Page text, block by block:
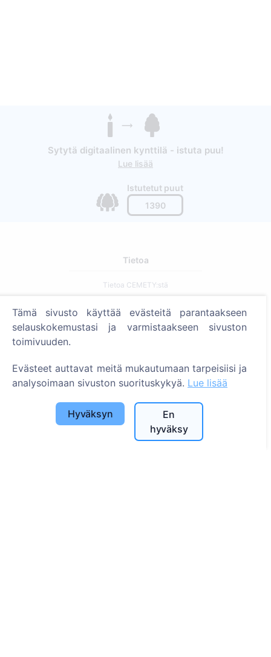
Sytytä digitaalinen kynttilä - istuta puu!
Lue lisää
Istutetut puut
1390
Tietoa
Tietoa CEMETY:stä
Blogi
Tietosuojakäytäntö
Maksukäytäntö
Evästeasetukset
Tämä sivusto käyttää evästeitä parantaakseen
selauskokemustasi ja varmistaakseen sivuston
toimivuuden.
Evästeet auttavat meitä mukautumaan tarpeisiisi ja
analysoimaan sivuston suorituskykyä. Lue lisää
Hyväksyn
En
hyväksy